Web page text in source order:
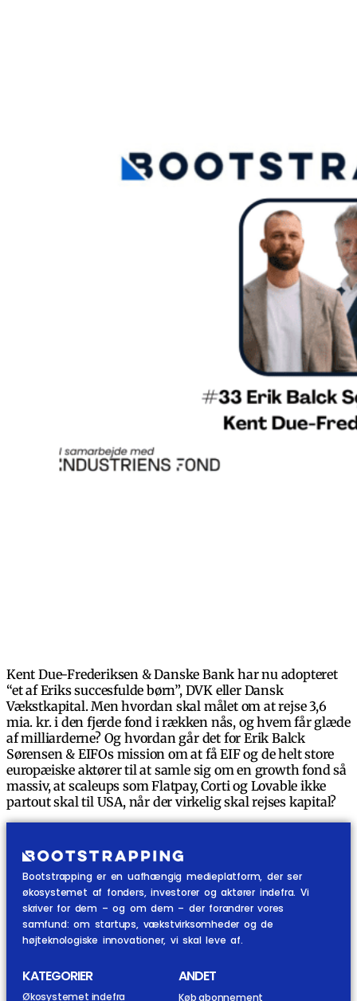
Kent Due-Frederiksen & Danske Bank har nu adopteret
“et af Eriks succesfulde børn”, DVK eller Dansk
Vækstkapital. Men hvordan skal målet om at rejse 3,6
mia. kr. i den fjerde fond i rækken nås, og hvem får glæde
af milliarderne? Og hvordan går det for Erik Balck
Sørensen & EIFOs mission om at få EIF og de helt store
europæiske aktører til at samle sig om en growth fond så
massiv, at scaleups som Flatpay, Corti og Lovable ikke
partout skal til USA, når der virkelig skal rejses kapital?
Bootstrapping er en uafhængig medieplatform, der ser
økosystemet af fonders, investorer og aktører indefra. Vi
skriver for dem – og om dem – der forandrer vores
samfund: om startups, vækstvirksomheder og de
højteknologiske innovationer, vi skal leve af.
KATEGORIER
Økosystemet indefra
ANDET
Køb abonnement